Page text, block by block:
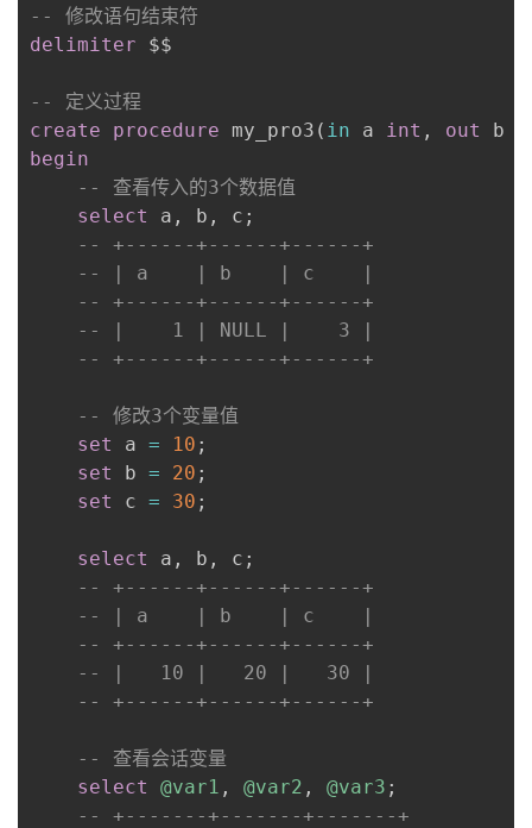
-- 修改语句结束符
delimiter $$
-- 定义过程
create
procedure my_pro3 ( in a int , out b
begin
-- 查看传入的3个数据值
select
a , b , c ;
-- +------+------+------+
-- | a    | b    | c    |
-- +------+------+------+
-- |    1 | NULL |    3 |
-- +------+------+------+
-- 修改3个变量值
set
a = 10 ;
set
b = 20 ;
set
c = 30 ;
select a , b , c ;
-- +------+------+------+
-- | a    | b    | c    |
-- +------+------+------+
-- |   10 |   20 |   30 |
-- +------+------+------+
-- 查看会话变量
select
@var1 , @var2 , @var3 ;
-- +-------+-------+-------+